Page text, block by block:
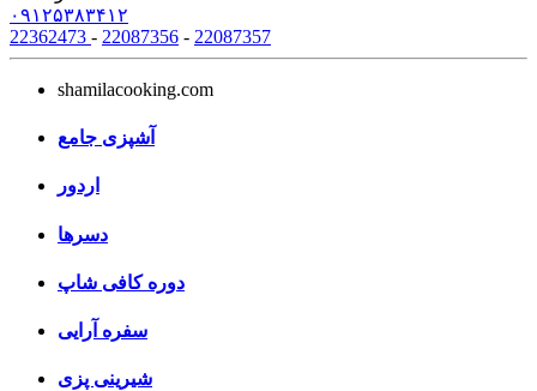
۰۹۱۲۵۳۸۳۴۱۲
22362473 - 22087356 - 22087357
shamilacooking.com
آشپزی جامع
اردور
دسرها
دوره کافی شاپ
سفره آرایی
شیرینی پزی